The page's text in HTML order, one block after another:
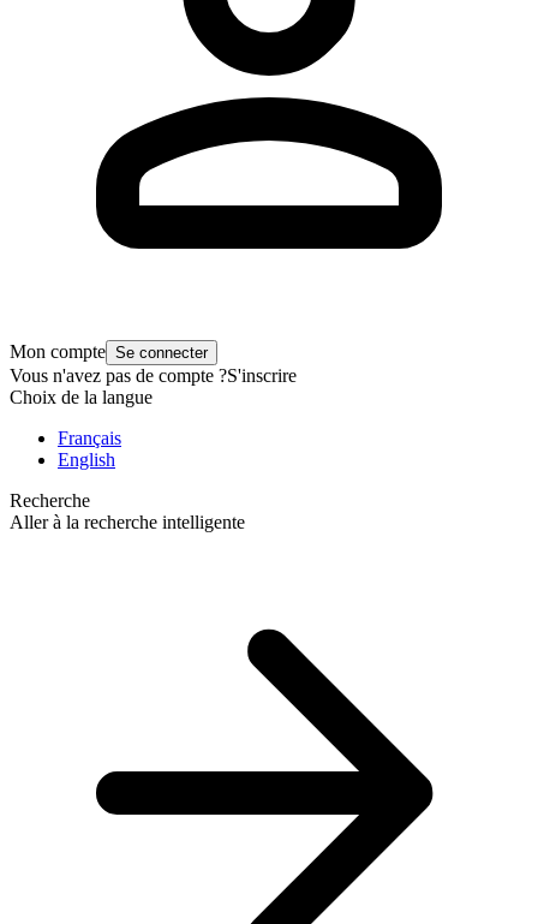
Mon compte Se connecter
Vous n'avez pas de compte ?S'inscrire
Choix de la langue
Français
English
Recherche
Aller à la recherche intelligente